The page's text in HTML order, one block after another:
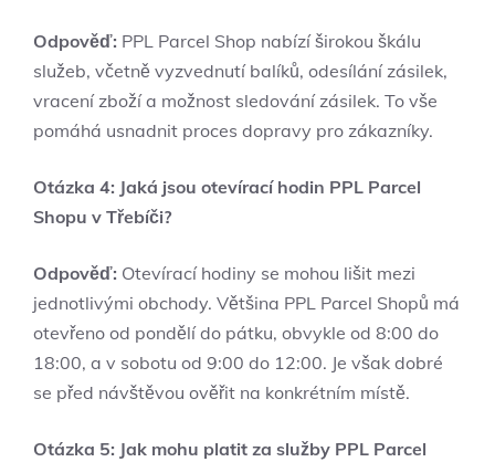
Odpověď: PPL Parcel Shop nabízí širokou škálu
služeb, včetně vyzvednutí balíků, odesílání zásilek,
vracení zboží a možnost sledování zásilek. To vše
pomáhá usnadnit proces dopravy pro zákazníky.
Otázka 4: Jaká jsou otevírací hodin PPL Parcel
Shopu v Třebíči?
Odpověď: Otevírací hodiny se mohou lišit mezi
jednotlivými obchody. Většina PPL Parcel Shopů má
otevřeno od pondělí do pátku, obvykle od 8:00 do
18:00, a v sobotu od 9:00 do 12:00. Je však dobré
se před návštěvou ověřit na konkrétním místě.
Otázka 5: Jak mohu platit za služby PPL Parcel